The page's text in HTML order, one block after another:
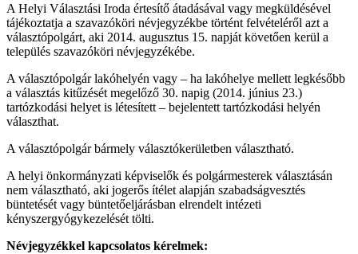
A Helyi Választási Iroda értesítő átadásával vagy megküldésével
tájékoztatja a szavazóköri névjegyzékbe történt felvételéről azt a
választópolgárt, aki 2014. augusztus 15. napját követően kerül a
település szavazóköri névjegyzékébe.
A választópolgár lakóhelyén vagy – ha lakóhelye mellett legkésőbb
a választás kitűzését megelőző 30. napig (2014. június 23.)
tartózkodási helyet is létesített – bejelentett tartózkodási helyén
választhat.
A választópolgár bármely választókerületben választható.
A helyi önkormányzati képviselők és polgármesterek választásán
nem választható, aki jogerős ítélet alapján szabadságvesztés
büntetését vagy büntetőeljárásban elrendelt intézeti
kényszergyógykezelését tölti.
Névjegyzékkel kapcsolatos kérelmek: